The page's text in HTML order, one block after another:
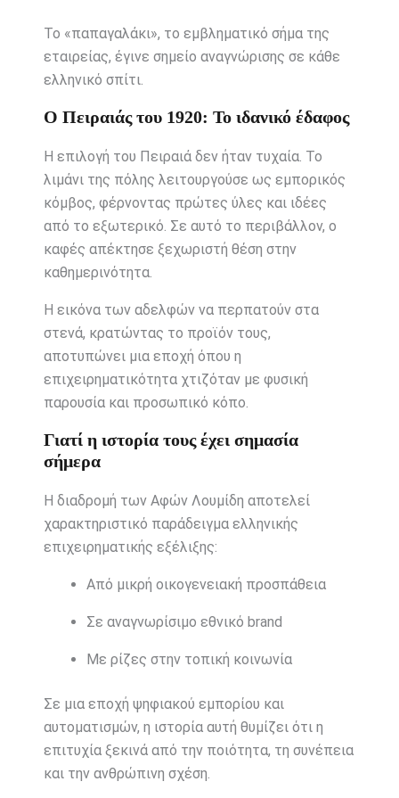
Το «παπαγαλάκι», το εμβληματικό σήμα της
εταιρείας, έγινε σημείο αναγνώρισης σε κάθε
ελληνικό σπίτι.
Ο Πειραιάς του 1920: Το ιδανικό έδαφος
Η επιλογή του Πειραιά δεν ήταν τυχαία. Το
λιμάνι της πόλης λειτουργούσε ως εμπορικός
κόμβος, φέρνοντας πρώτες ύλες και ιδέες
από το εξωτερικό. Σε αυτό το περιβάλλον, ο
καφές απέκτησε ξεχωριστή θέση στην
καθημερινότητα.
Η εικόνα των αδελφών να περπατούν στα
στενά, κρατώντας το προϊόν τους,
αποτυπώνει μια εποχή όπου η
επιχειρηματικότητα χτιζόταν με φυσική
παρουσία και προσωπικό κόπο.
Γιατί η ιστορία τους έχει σημασία
σήμερα
Η διαδρομή των Αφών Λουμίδη αποτελεί
χαρακτηριστικό παράδειγμα ελληνικής
επιχειρηματικής εξέλιξης:
Από μικρή οικογενειακή προσπάθεια
Σε αναγνωρίσιμο εθνικό brand
Με ρίζες στην τοπική κοινωνία
Σε μια εποχή ψηφιακού εμπορίου και
αυτοματισμών, η ιστορία αυτή θυμίζει ότι η
επιτυχία ξεκινά από την ποιότητα, τη συνέπεια
και την ανθρώπινη σχέση.